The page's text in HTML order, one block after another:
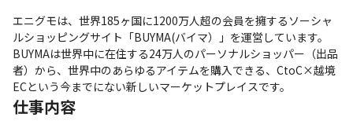
エニグモは、世界185ヶ国に1200万人超の会員を擁するソーシャ
ルショッピングサイト「BUYMA(バイマ）」を運営しています。
BUYMAは世界中に在住する24万人のパーソナルショッパー（出品
者）から、世界中のあらゆるアイテムを購入できる、CtoC×越境
ECという今までにない新しいマーケットプレイスです。
仕事内容